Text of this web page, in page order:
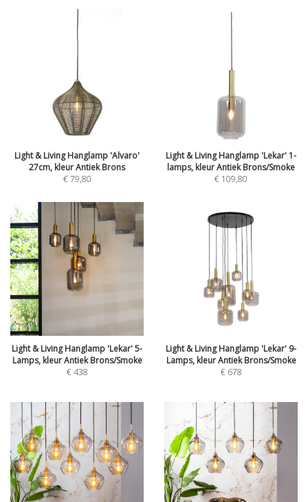
Light & Living Hanglamp 'Alvaro'
27cm, kleur Antiek Brons
€79,80
Light & Living Hanglamp 'Lekar' 1-
lamps, kleur Antiek Brons/Smoke
€ 109,80
Light & Living Hanglamp 'Lekar' 5-
Lamps, kleur Antiek Brons/Smoke
€438
Light & Living Hanglamp 'Lekar' 9-
Lamps, kleur Antiek Brons/Smoke
€ 678